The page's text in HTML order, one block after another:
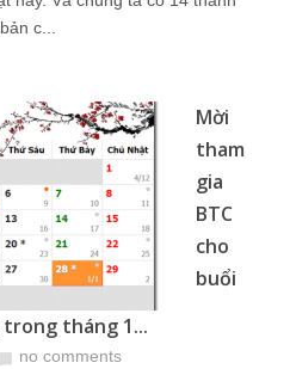
c...
Mời
tham
gia
BTC
cho
buổi
tháng 1...
no comments